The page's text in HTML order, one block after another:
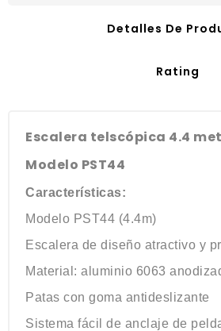
Detalles De
Rating
Escalera telscópica 4.4
Modelo PST44
Características:
Modelo PST44 (4.4m)
Escalera de diseño atractivo y
Material: aluminio 6063
Patas con goma antideslizante
Sistema fácil de anclaje de